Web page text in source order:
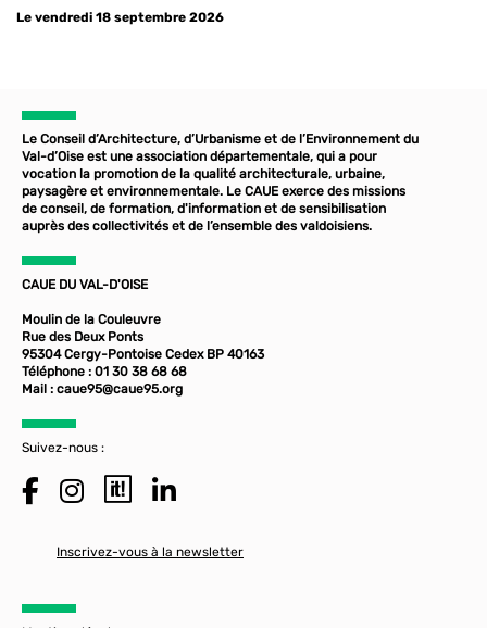
Le vendredi 18 septembre 2026
Le Conseil d’Architecture, d’Urbanisme et de l’Environnement du
Val-d’Oise est une association départementale, qui a pour
vocation la promotion de la qualité architecturale, urbaine,
paysagère et environnementale. Le CAUE exerce des missions
de conseil, de formation, d'information et de sensibilisation
auprès des collectivités et de l’ensemble des valdoisiens.
CAUE DU VAL-D'OISE
Moulin de la Couleuvre
Rue des Deux Ponts
95304 Cergy-Pontoise Cedex BP 40163
Téléphone : 01 30 38 68 68
Mail : caue95@caue95.org
Suivez-nous :
Inscrivez-vous à la newsletter